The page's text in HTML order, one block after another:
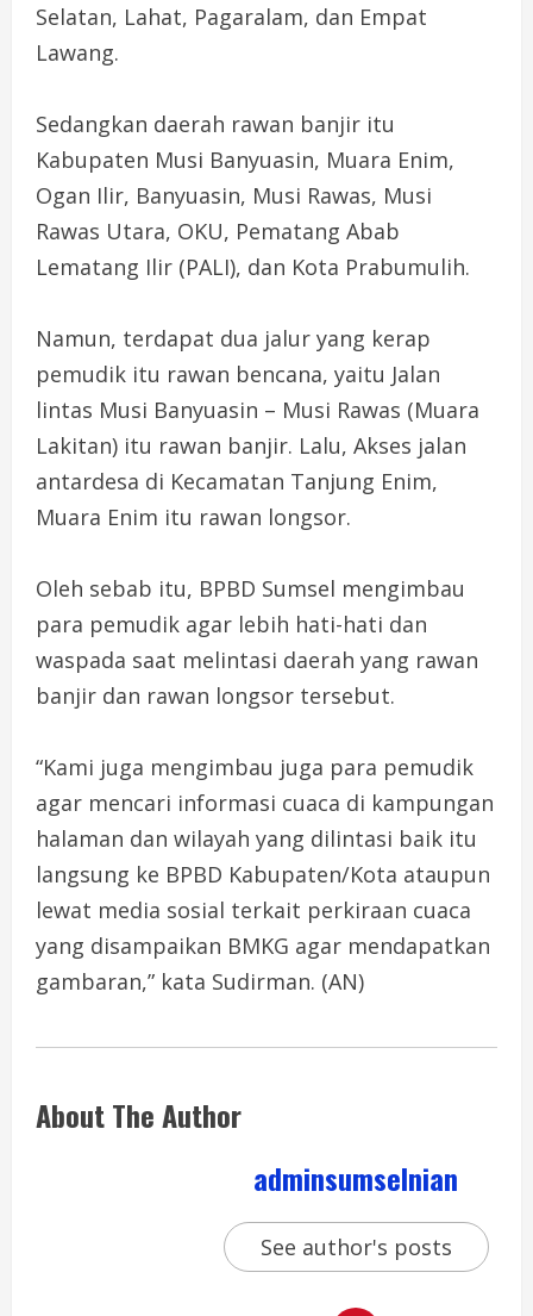
Selatan, Lahat, Pagaralam, dan Empat
Lawang.
Sedangkan daerah rawan banjir itu
Kabupaten Musi Banyuasin, Muara Enim,
Ogan Ilir, Banyuasin, Musi Rawas, Musi
Rawas Utara, OKU, Pematang Abab
Lematang Ilir (PALI), dan Kota Prabumulih.
Namun, terdapat dua jalur yang kerap
pemudik itu rawan bencana, yaitu Jalan
lintas Musi Banyuasin – Musi Rawas (Muara
Lakitan) itu rawan banjir. Lalu, Akses jalan
antardesa di Kecamatan Tanjung Enim,
Muara Enim itu rawan longsor.
Oleh sebab itu, BPBD Sumsel mengimbau
para pemudik agar lebih hati-hati dan
waspada saat melintasi daerah yang rawan
banjir dan rawan longsor tersebut.
“Kami juga mengimbau juga para pemudik
agar mencari informasi cuaca di kampungan
halaman dan wilayah yang dilintasi baik itu
langsung ke BPBD Kabupaten/Kota ataupun
lewat media sosial terkait perkiraan cuaca
yang disampaikan BMKG agar mendapatkan
gambaran,” kata Sudirman. (AN)
About The Author
adminsumselnian
See author's posts